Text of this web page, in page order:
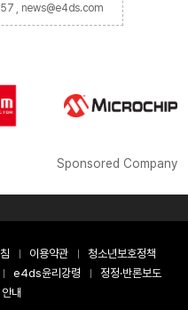
, news@e4ds.com
Sponsored Company
이용약관
청소년보호정책
e4ds윤리강령
정정·반론보도
내